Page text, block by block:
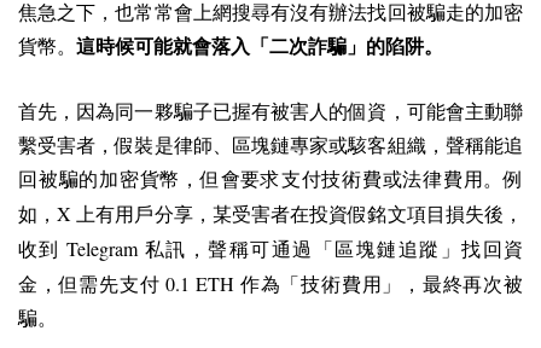
焦急之下，也常常會上網搜尋有沒有辦法找回被騙走的加密
貨幣。 這時候可能就會落入「二次詐騙」的陷阱。
首先，因為同一夥騙子已握有被害人的個資，可能會主動聯
繫受害者，假裝是律師、區塊鏈專家或駭客組織，聲稱能追
回被騙的加密貨幣，但會要求支付技術費或法律費用。例
如，X 上有用戶分享，某受害者在投資假銘文項目損失後，
收到Telegram 私訊，聲稱可通過「區塊鏈追蹤」找回資
金，但需先支付0.1 ETH 作為「技術費用」，最終再次被
騙。